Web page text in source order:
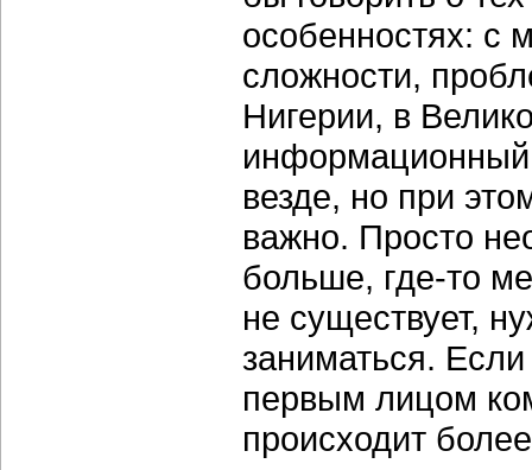
особенностях: с
сложности,
Нигерии, в
информационный
везде, но при
важно. Просто
больше, где-то
не существует,
заниматься.
первым лицом
происходит